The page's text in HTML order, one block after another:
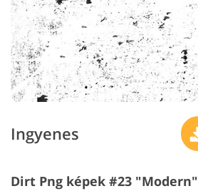
Ingyenes
Dirt Png képek #23 "Modern"